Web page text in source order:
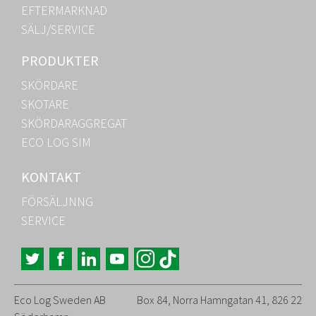
EFTERMARKNAD
SÄLJ/SERVICE
PRODUKTER
SKÖRDARE
SKOTARE
SKÖRDARAGGREGAT
ECO LOG SIM
KONTAKT
FÖRSÄLJNNG
SERVICE
Eco Log Sweden AB
Box 84, Norra Hamngatan 41, 826 22